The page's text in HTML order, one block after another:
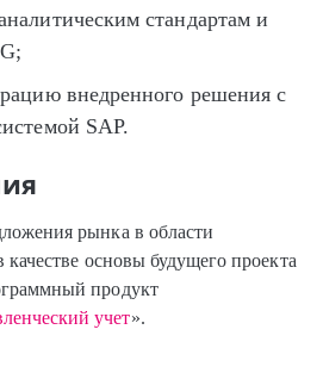
стандартам и
внедренного решения с
SAP.
рынка в области
качестве основы будущего проекта
продукт
учет».